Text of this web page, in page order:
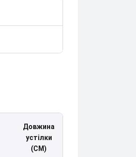
Довжина
устілки
(CM)